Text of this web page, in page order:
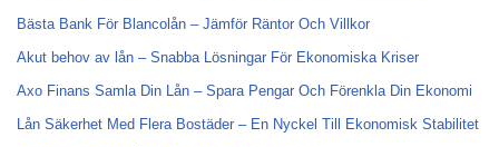
Bästa Bank För Blancolån – Jämför Räntor Och Villkor
Akut behov av lån – Snabba Lösningar För Ekonomiska Kriser
Axo Finans Samla Din Lån – Spara Pengar Och Förenkla Din Ekonomi
Lån Säkerhet Med Flera Bostäder – En Nyckel Till Ekonomisk Stabilitet